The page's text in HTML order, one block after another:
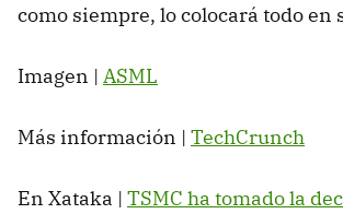
como siempre, lo colocará todo en
Imagen | ASML
Más información | TechCrunch
En Xataka | TSMC ha tomado la